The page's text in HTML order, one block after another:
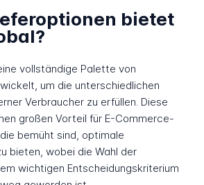
bietet
vollständige Palette von
um die unterschiedlichen
Verbraucher zu erfüllen. Diese
großen Vorteil für E-Commerce-
bemüht sind, optimale
bieten, wobei die Wahl der
wichtigen Entscheidungskriterium